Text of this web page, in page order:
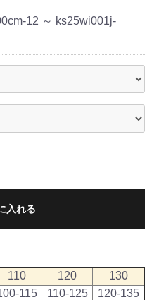
12 ～ ks25wi001j-
入れる
110 120
130
115 110-125
120-135